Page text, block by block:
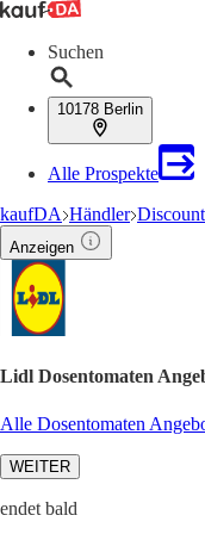
Suchen
10178 Berlin
Alle Prospekte
kaufDA Händler
Anzeigen
Lidl Dosentomaten
Alle Dosentomaten
WEITER
endet bald